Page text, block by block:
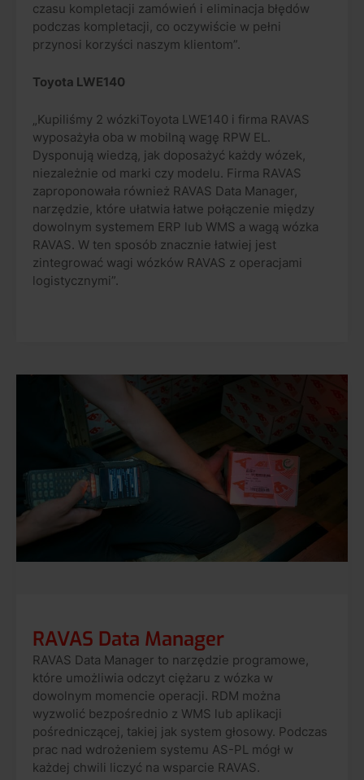
czasu kompletacji zamówień i eliminacja błędów
podczas kompletacji, co oczywiście w pełni
przynosi korzyści naszym klientom”.
Toyota LWE140
„Kupiliśmy 2 wózkiToyota LWE140 i firma RAVAS
wyposażyła oba w mobilną wagę RPW EL.
Dysponują wiedzą, jak doposażyć każdy wózek,
niezależnie od marki czy modelu. Firma RAVAS
zaproponowała również RAVAS Data Manager,
narzędzie, które ułatwia łatwe połączenie między
dowolnym systemem ERP lub WMS a wagą wózka
RAVAS. W ten sposób znacznie łatwiej jest
zintegrować wagi wózków RAVAS z operacjami
logistycznymi”.
RAVAS Data Manager
RAVAS Data Manager to narzędzie programowe,
które umożliwia odczyt ciężaru z wózka w
dowolnym momencie operacji. RDM można
wyzwolić bezpośrednio z WMS lub aplikacji
pośredniczącej, takiej jak system głosowy. Podczas
prac nad wdrożeniem systemu AS-PL mógł w
każdej chwili liczyć na wsparcie RAVAS.